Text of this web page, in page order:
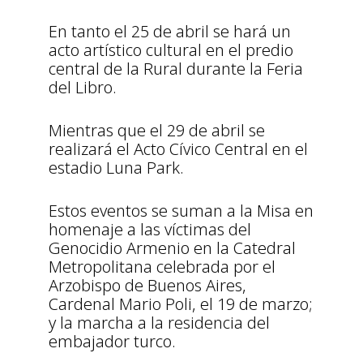
En tanto el 25 de abril se hará un
acto artístico cultural en el predio
central de la Rural durante la Feria
del Libro.
Mientras que el 29 de abril se
realizará el Acto Cívico Central en el
estadio Luna Park.
Estos eventos se suman a la Misa en
homenaje a las víctimas del
Genocidio Armenio en la Catedral
Metropolitana celebrada por el
Arzobispo de Buenos Aires,
Cardenal Mario Poli, el 19 de marzo;
y la marcha a la residencia del
embajador turco.